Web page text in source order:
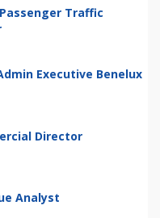
Traffic
Executive Benelux
Director
Analyst